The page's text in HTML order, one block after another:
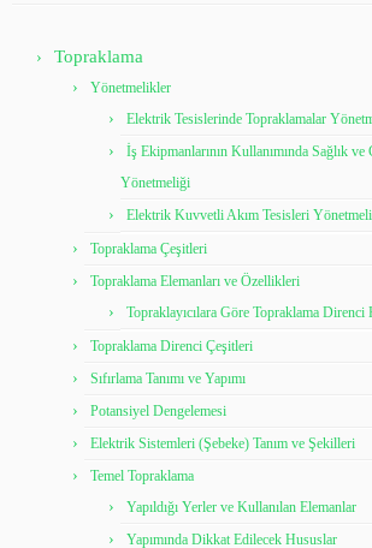
Topraklama
Yönetmelikler
Elektrik Tesislerinde Topraklamalar
İş Ekipmanlarının Kullanımında Sağlık
Yönetmeliği
Elektrik Kuvvetli Akım Tesisleri
Topraklama Çeşitleri
Topraklama Elemanları ve Özellikleri
Topraklayıcılara Göre Topraklama Direnci
Topraklama Direnci Çeşitleri
Sıfırlama Tanımı ve Yapımı
Potansiyel Dengelemesi
Elektrik Sistemleri (Şebeke) Tanım ve Şekilleri
Temel Topraklama
Yapıldığı Yerler ve Kullanılan Elemanlar
Yapımında Dikkat Edilecek Hususlar